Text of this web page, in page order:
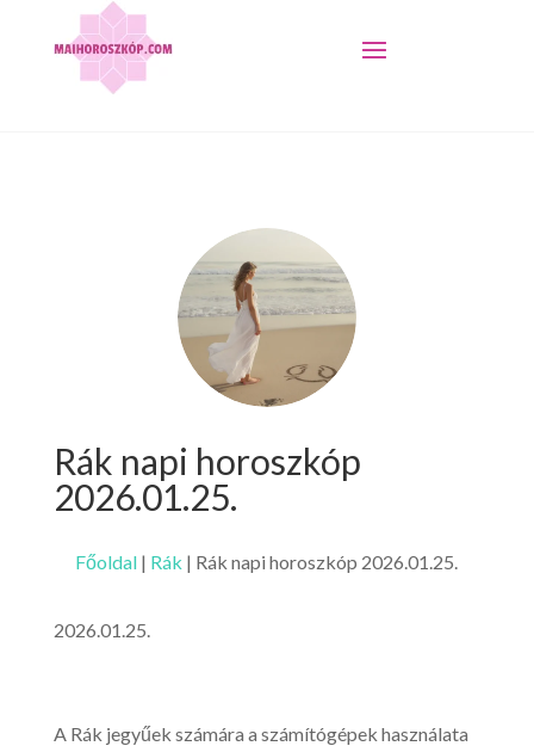
Rák napi horoszkóp
2026.01.25.
Főoldal | Rák | Rák napi horoszkóp 2026.01.25.
2026.01.25.
A Rák jegyűek számára a számítógépek használata